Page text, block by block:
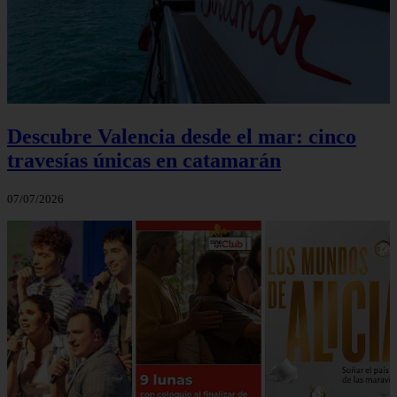
Descubre Valencia desde el mar: cinco
travesías únicas en catamarán
07/07/2026